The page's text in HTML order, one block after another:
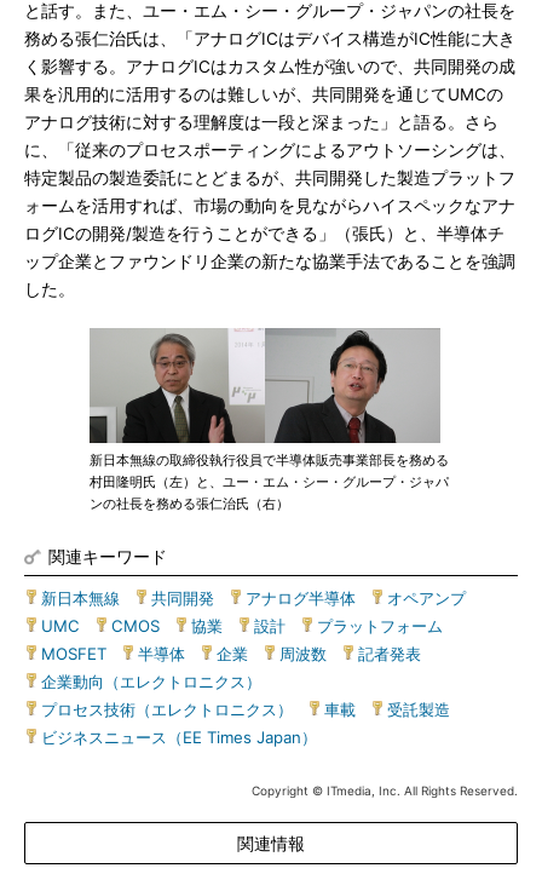
と話す。また、ユー・エム・シー・グループ・ジャパンの社長を
務める張仁治氏は、「アナログICはデバイス構造がIC性能に大き
く影響する。アナログICはカスタム性が強いので、共同開発の成
果を汎用的に活用するのは難しいが、共同開発を通じてUMCの
アナログ技術に対する理解度は一段と深まった」と語る。さら
に、「従来のプロセスポーティングによるアウトソーシングは、
特定製品の製造委託にとどまるが、共同開発した製造プラットフ
ォームを活用すれば、市場の動向を見ながらハイスペックなアナ
ログICの開発/製造を行うことができる」（張氏）と、半導体チ
ップ企業とファウンドリ企業の新たな協業手法であることを強調
した。
新日本無線の取締役執行役員で半導体販売事業部長を務める
村田隆明氏（左）と、ユー・エム・シー・グループ・ジャパ
ンの社長を務める張仁治氏（右）
関連キーワード
新日本無線 共同開発 アナログ半導体 オペアンプ|
UMC
CMOS 協業 設計 プラットフォーム
MOSFET
半導体 企業 周波数 記者発表
企業動向（エレクトロニクス）
プロセス技術（エレクトロニクス）
車載 受託製造
ビジネスニュース（EE Times Japan）
Copyright © ITmedia, Inc. All Rights Reserved.
関連情報